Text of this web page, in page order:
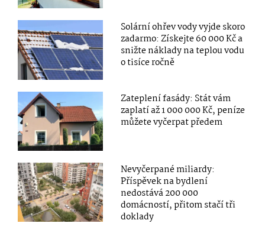
Solární ohřev vody vyjde skoro
zadarmo: Získejte 60 000 Kč a
snižte náklady na teplou vodu
o tisíce ročně
Zateplení fasády: Stát vám
zaplatí až 1 000 000 Kč, peníze
můžete vyčerpat předem
Nevyčerpané miliardy:
Příspěvek na bydlení
nedostává 200 000
domácností, přitom stačí tři
doklady